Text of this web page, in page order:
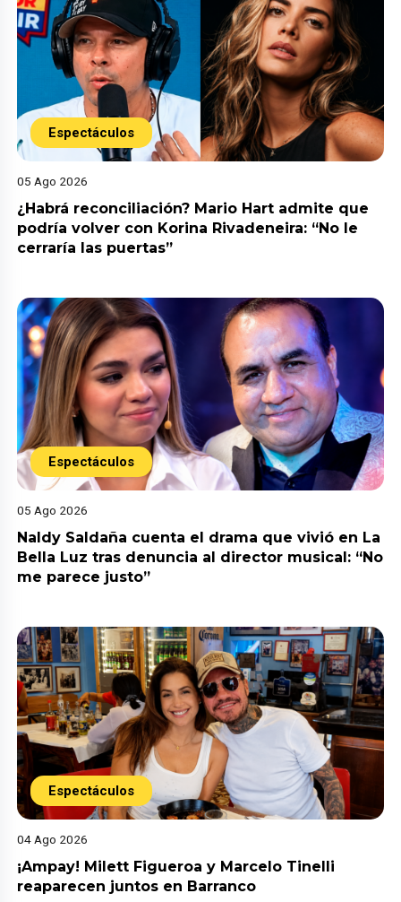
Espectáculos
05 Ago 2026
¿Habrá reconciliación? Mario Hart admite que
podría volver con Korina Rivadeneira: “No le
cerraría las puertas”
Espectáculos
05 Ago 2026
Naldy Saldaña cuenta el drama que vivió en La
Bella Luz tras denuncia al director musical: “No
me parece justo”
Espectáculos
04 Ago 2026
¡Ampay! Milett Figueroa y Marcelo Tinelli
reaparecen juntos en Barranco